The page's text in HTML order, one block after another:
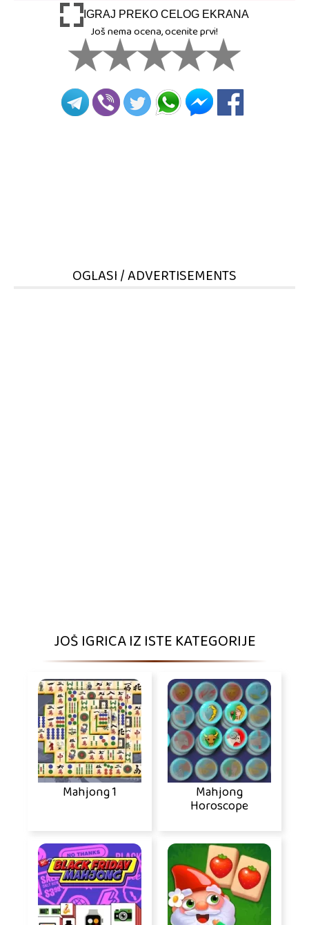
IGRAJ PREKO CELOG EKRANA
Još nema ocena, ocenite prvi!
OGLASI / ADVERTISEMENTS
JOŠ IGRICA IZ ISTE KATEGORIJE
Mahjong 1 Mahjong
Horoscope